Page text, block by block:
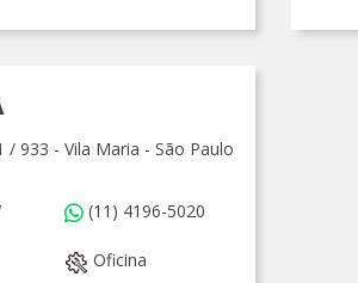
/ 933 - Vila Maria - São Paulo
(11) 4196-5020
Oficina